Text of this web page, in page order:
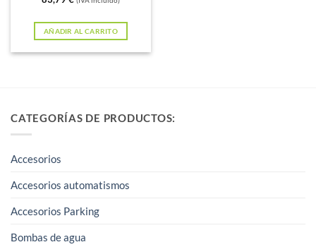
AÑADIR AL CARRITO
CATEGORÍAS DE PRODUCTOS:
Accesorios
Accesorios automatismos
Accesorios Parking
Bombas de agua